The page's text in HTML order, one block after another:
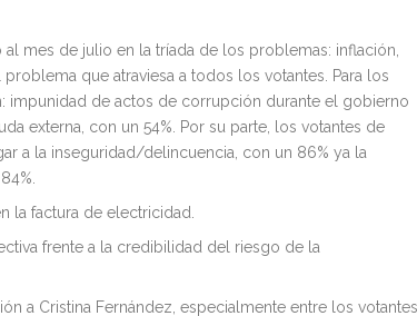
mes de julio en la tríada de los problemas: inflación,
que atraviesa a todos los votantes. Para los
impunidad de actos de corrupción durante el gobierno
externa, con un 54%. Por su parte, los votantes de
a la inseguridad/delincuencia, con un 86% ya la
la factura de electricidad.
frente a la credibilidad del riesgo de la
a Cristina Fernández, especialmente entre los votantes